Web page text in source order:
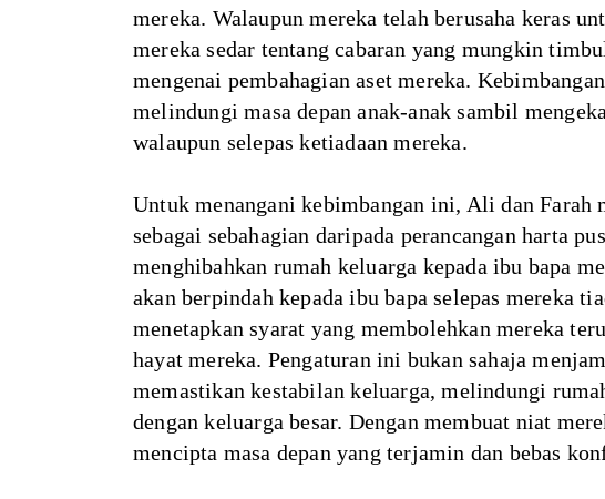
mereka. Walaupun mereka telah berusaha keras
mereka sedar tentang cabaran yang mungkin
mengenai pembahagian aset mereka.
melindungi masa depan anak-anak sambil
walaupun selepas ketiadaan mereka.
Untuk menangani kebimbangan ini, Ali dan Farah
sebagai sebahagian daripada perancangan harta
menghibahkan rumah keluarga kepada ibu bapa
akan berpindah kepada ibu bapa selepas mereka
menetapkan syarat yang membolehkan mereka
hayat mereka. Pengaturan ini bukan sahaja
memastikan kestabilan keluarga, melindungi
dengan keluarga besar. Dengan membuat niat
mencipta masa depan yang terjamin dan bebas